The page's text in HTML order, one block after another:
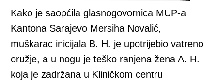
Kako je saopćila glasnogovornica MUP-a
Kantona Sarajevo Mersiha Novalić,
muškarac inicijala B. H. je upotrijebio vatreno
oružje, a u nogu je teško ranjena žena A. H.
koja je zadržana u Kliničkom centru